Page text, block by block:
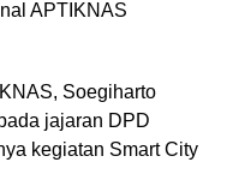
APTIKNAS
Soegiharto
jajaran DPD
kegiatan Smart City